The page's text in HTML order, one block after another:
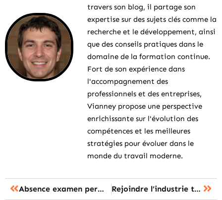
travers son blog, il partage son
expertise sur des sujets clés comme la
recherche et le développement, ainsi
que des conseils pratiques dans le
domaine de la formation continue.
Fort de son expérience dans
l'accompagnement des
professionnels et des entreprises,
Vianney propose une perspective
enrichissante sur l'évolution des
compétences et les meilleures
stratégies pour évoluer dans le
monde du travail moderne.
Absence examen permis de conduire : les démarches à suivre sans stress Rejoindre l’industrie textile avec French Tex : emplois et parcours de formation